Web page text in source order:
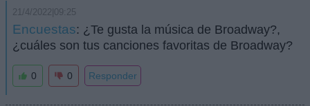
21/4/2022|09:25
Encuestas: ¿Te gusta la música de Broadway?,
¿cuáles son tus canciones favoritas de Broadway?
0 0 Responder